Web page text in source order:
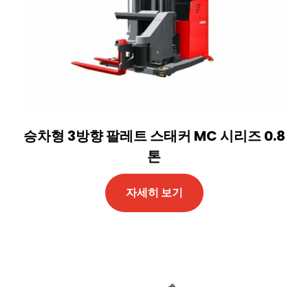
승차형 3방향 팔레트 스태커 MC 시리즈 0.8
톤
자세히 보기